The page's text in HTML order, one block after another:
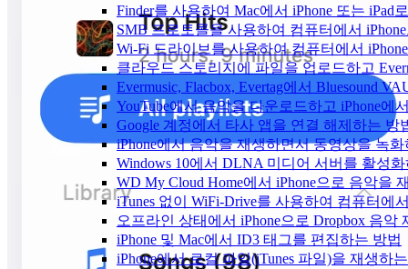
Finder를 사용하여 Mac에서 iPhone 또는 iPad
SMB 프로토콜을 사용하여 컴퓨터에서
Wi-Fi 드라이브를 사용하여 컴퓨터에서
클라우드 스토리지에 파일을 업로드하고
Evermusic, Flacbox, Evertag에서 Bluesound
YouTube에서 음악을 다운로드하고 iPhone에
Google 계정에서 타사 앱을 연결 해제하는 방
iPhone에서 음악을 재생하면서 동영상을 녹
Windows 10에서 DLNA 미디어 서버를 활성
WD My Cloud Home에서 iPhone으로 음악을
iTunes 없이 WiFi-Drive를 사용하여 컴퓨터에
오프라인 상태에서 iPhone으로 Dropbox 음악
iPhone 및 Mac에서 ID3 태그를 편집하는 방법
iPhone에서 로컬 파일(iTunes 파일)을 재생하